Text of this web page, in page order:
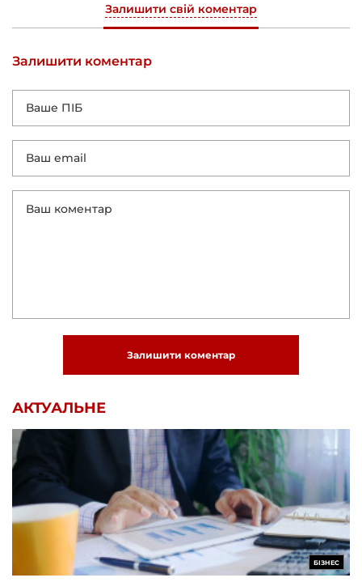
Залишити свій коментар
Залишити коментар
Залишити коментар
АКТУАЛЬНЕ
БІЗНЕС